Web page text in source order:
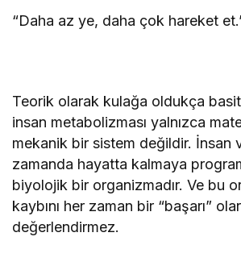
“Daha az ye, daha çok hareket
Teorik olarak kulağa oldukça
insan metabolizması yalnızca
mekanik bir sistem değildir. İnsan
zamanda hayatta kalmaya
biyolojik bir organizmadır. Ve bu
kaybını her zaman bir “başarı”
değerlendirmez.